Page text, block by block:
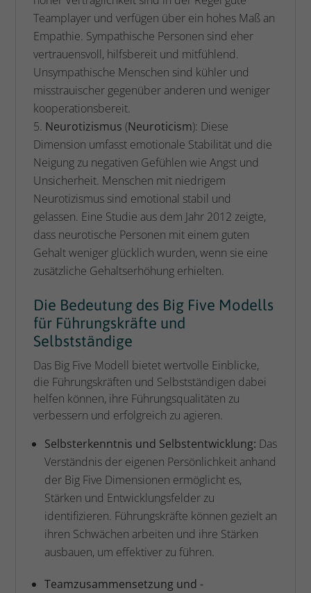
Teamplayer und verfügen über ein hohes Maß an
Empathie. Sympathische Personen sind eher
vertrauensvoll, hilfsbereit und mitfühlend.
Unsympathische Menschen sind kühler und
misstrauischer gegenüber anderen und weniger
kooperationsbereit.
Neurotizismus (Neuroticism): Diese
Dimension umfasst emotionale Stabilität und die
Neigung zu negativen Gefühlen wie Angst und
Unsicherheit. Menschen mit niedrigem
Neurotizismus sind emotional stabil und
gelassen. Eine Studie aus dem Jahr 2012 zeigte,
dass neurotische Personen mit einem guten
Gehalt weniger glücklich wurden, wenn sie eine
zusätzliche Gehaltserhöhung erhielten.
Die Bedeutung des Big Five Modells
für Führungskräfte und
Selbstständige
Das Big Five Modell bietet wertvolle Einblicke,
die Führungskräften und Selbstständigen dabei
helfen können, ihre Führungsqualitäten zu
verbessern und erfolgreich zu agieren.
Selbsterkenntnis und Selbstentwicklung: Das
Verständnis der eigenen Persönlichkeit anhand
der Big Five Dimensionen ermöglicht es,
Stärken und Entwicklungsfelder zu
identifizieren. Führungskräfte können gezielt an
ihren Schwächen arbeiten und ihre Stärken
ausbauen, um effektiver zu führen.
Teamzusammensetzung und -